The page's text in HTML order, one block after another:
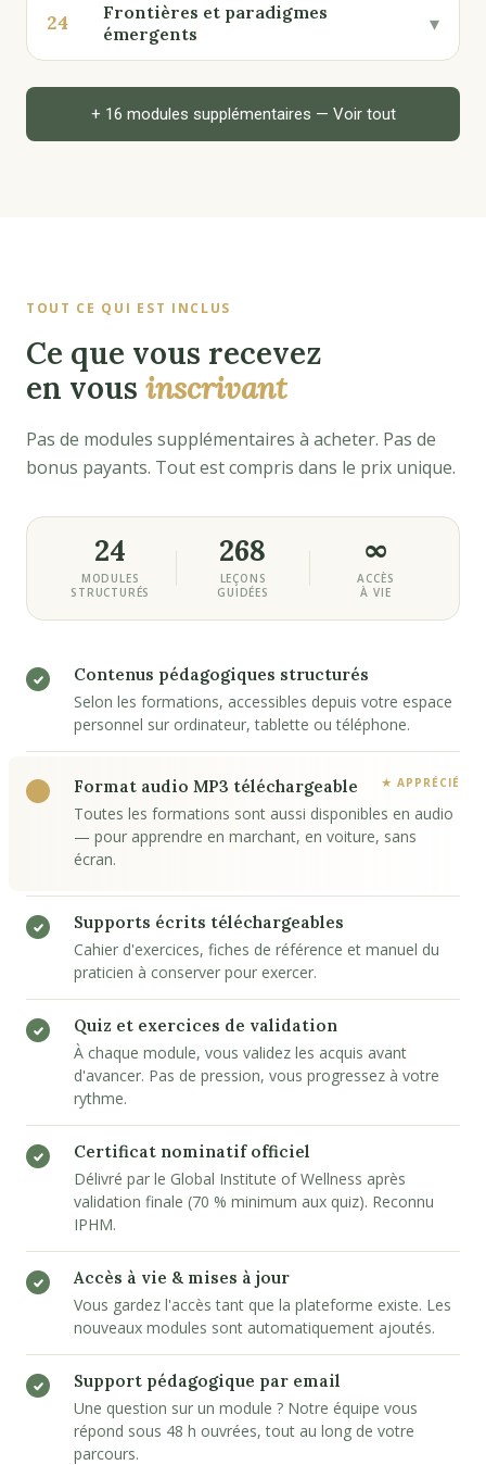
24
Frontières et paradigmes
émergents
▾
+ 16 modules supplémentaires — Voir tout
TOUT CE QUI EST INCLUS
Ce que vous recevez
en vous inscrivant
Pas de modules supplémentaires à acheter. Pas de
bonus payants. Tout est compris dans le prix unique.
24
MODULES
STRUCTURÉS
268
LEÇONS
GUIDÉES
∞
ACCÈS
À VIE
Contenus pédagogiques structurés
Selon les formations, accessibles depuis votre espace
personnel sur ordinateur, tablette ou téléphone.
Format audio MP3 téléchargeable
Toutes les formations sont aussi disponibles en audio
— pour apprendre en marchant, en voiture, sans
écran.
Supports écrits téléchargeables
Cahier d'exercices, fiches de référence et manuel du
praticien à conserver pour exercer.
Quiz et exercices de validation
À chaque module, vous validez les acquis avant
d'avancer. Pas de pression, vous progressez à votre
rythme.
Certificat nominatif officiel
Délivré par le Global Institute of Wellness après
validation finale (70 % minimum aux quiz). Reconnu
IPHM.
Accès à vie & mises à jour
Vous gardez l'accès tant que la plateforme existe. Les
nouveaux modules sont automatiquement ajoutés.
Support pédagogique par email
Une question sur un module ? Notre équipe vous
répond sous 48 h ouvrées, tout au long de votre
parcours.